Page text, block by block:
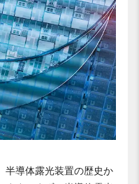
半導体露光装置の歴史か